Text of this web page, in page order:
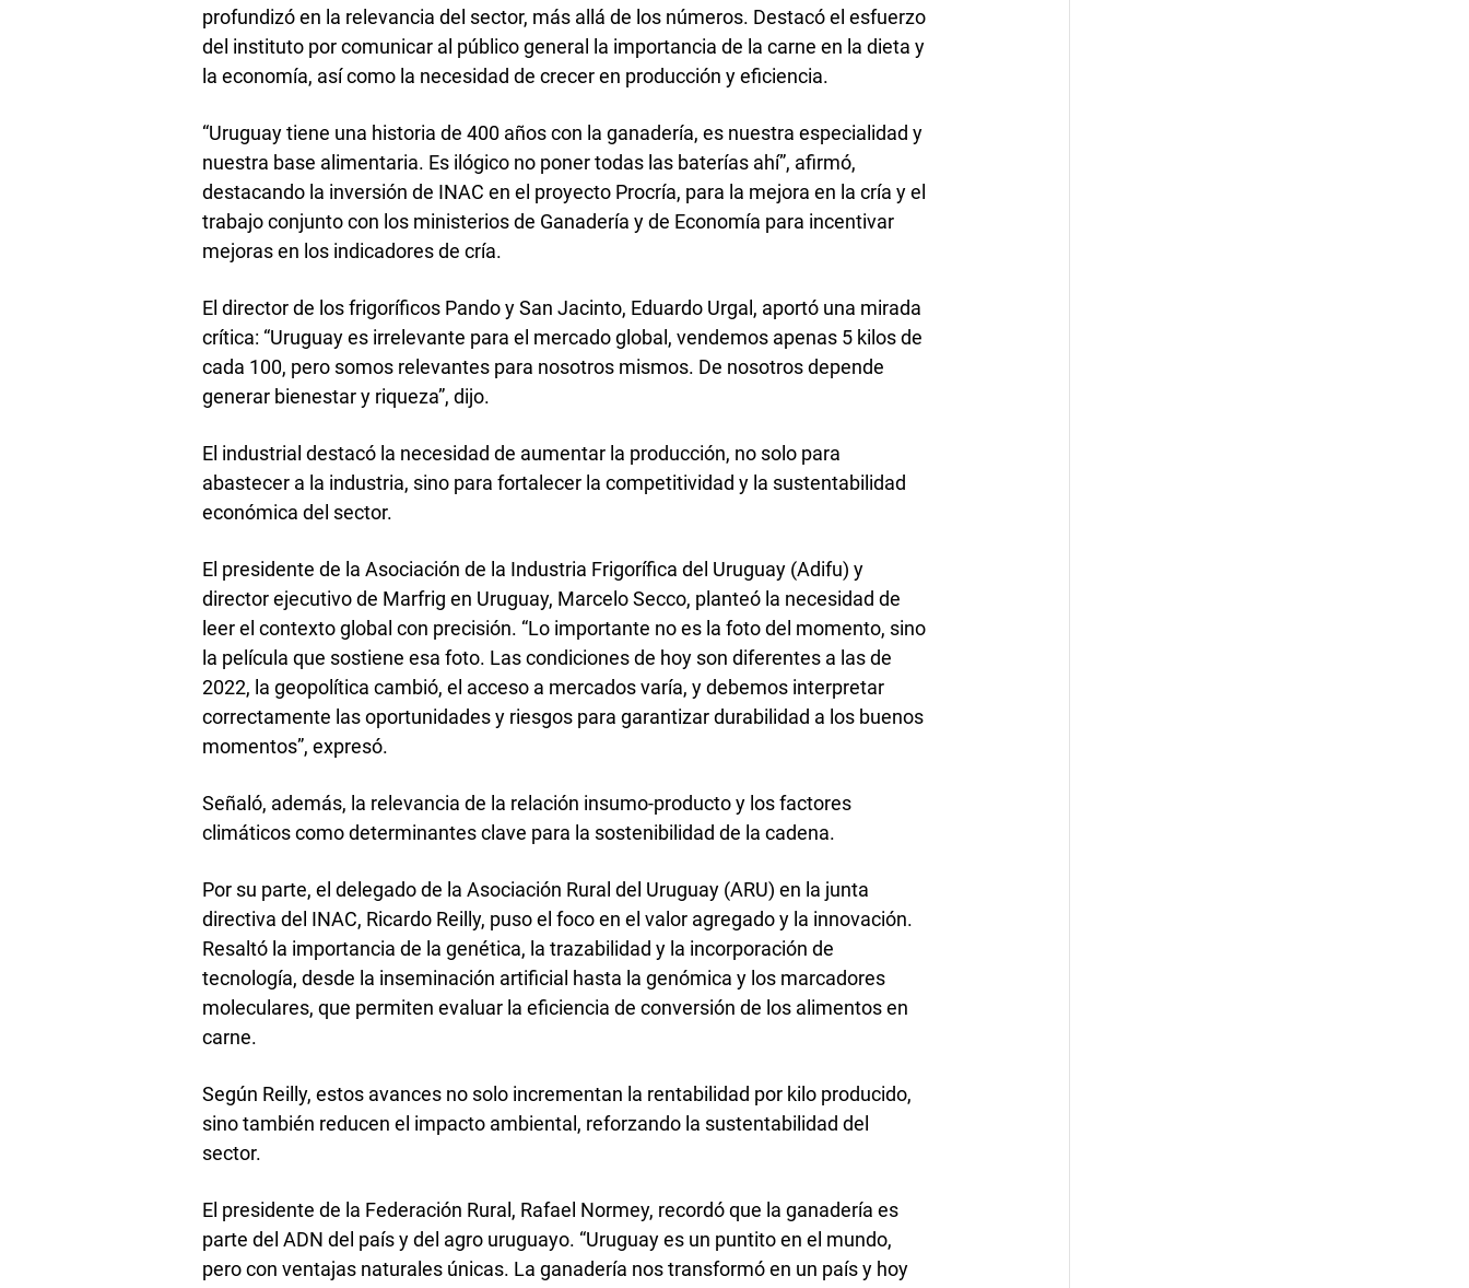
profundizó en la relevancia del sector, más allá de los números. Destacó el esfuerzo
del instituto por comunicar al público general la importancia de la carne en la dieta y
la economía, así como la necesidad de crecer en producción y eficiencia.
“Uruguay tiene una historia de 400 años con la ganadería, es nuestra especialidad y
nuestra base alimentaria. Es ilógico no poner todas las baterías ahí”, afirmó,
destacando la inversión de INAC en el proyecto Procría, para la mejora en la cría y el
trabajo conjunto con los ministerios de Ganadería y de Economía para incentivar
mejoras en los indicadores de cría.
El director de los frigoríficos Pando y San Jacinto, Eduardo Urgal, aportó una mirada
crítica: “Uruguay es irrelevante para el mercado global, vendemos apenas 5 kilos de
cada 100, pero somos relevantes para nosotros mismos. De nosotros depende
generar bienestar y riqueza”, dijo.
El industrial destacó la necesidad de aumentar la producción, no solo para
abastecer a la industria, sino para fortalecer la competitividad y la sustentabilidad
económica del sector.
El presidente de la Asociación de la Industria Frigorífica del Uruguay (Adifu) y
director ejecutivo de Marfrig en Uruguay, Marcelo Secco, planteó la necesidad de
leer el contexto global con precisión. “Lo importante no es la foto del momento, sino
la película que sostiene esa foto. Las condiciones de hoy son diferentes a las de
2022, la geopolítica cambió, el acceso a mercados varía, y debemos interpretar
correctamente las oportunidades y riesgos para garantizar durabilidad a los buenos
momentos”, expresó.
Señaló, además, la relevancia de la relación insumo-producto y los factores
climáticos como determinantes clave para la sostenibilidad de la cadena.
Por su parte, el delegado de la Asociación Rural del Uruguay (ARU) en la junta
directiva del INAC, Ricardo Reilly, puso el foco en el valor agregado y la innovación.
Resaltó la importancia de la genética, la trazabilidad y la incorporación de
tecnología, desde la inseminación artificial hasta la genómica y los marcadores
moleculares, que permiten evaluar la eficiencia de conversión de los alimentos en
carne.
Según Reilly, estos avances no solo incrementan la rentabilidad por kilo producido,
sino también reducen el impacto ambiental, reforzando la sustentabilidad del
sector.
El presidente de la Federación Rural, Rafael Normey, recordó que la ganadería es
parte del ADN del país y del agro uruguayo. “Uruguay es un puntito en el mundo,
pero con ventajas naturales únicas. La ganadería nos transformó en un país y hoy